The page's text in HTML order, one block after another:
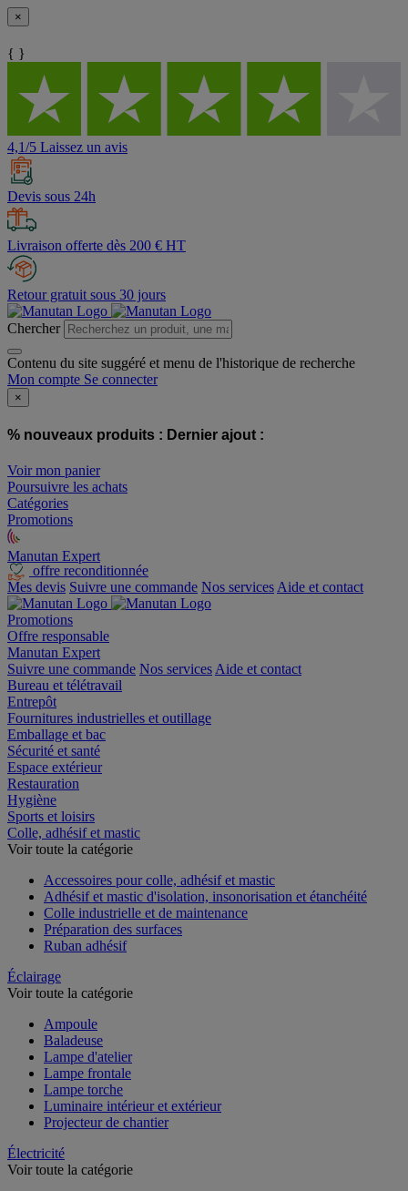
×
{ }
4,1/5 Laissez un avis
Devis sous 24h
Livraison offerte dès 200 € HT
Retour gratuit sous 30 jours
Chercher
Contenu du site suggéré et menu de l'historique de recherche
Mon compte Se connecter
×
% nouveaux produits : Dernier ajout :
Voir mon panier
Poursuivre les achats
Catégories
Promotions
Manutan Expert
offre reconditionnée
Mes devis Suivre une commande Nos services Aide et contact
Promotions
Offre responsable
Manutan Expert
Suivre une commande Nos services Aide et contact
Bureau et télétravail
Entrepôt
Fournitures industrielles et outillage
Emballage et bac
Sécurité et santé
Espace extérieur
Restauration
Hygiène
Sports et loisirs
Colle, adhésif et mastic
Voir toute la catégorie
Accessoires pour colle, adhésif et mastic
Adhésif et mastic d'isolation, insonorisation et étanchéité
Colle industrielle et de maintenance
Préparation des surfaces
Ruban adhésif
Éclairage
Voir toute la catégorie
Ampoule
Baladeuse
Lampe d'atelier
Lampe frontale
Lampe torche
Luminaire intérieur et extérieur
Projecteur de chantier
Électricité
Voir toute la catégorie